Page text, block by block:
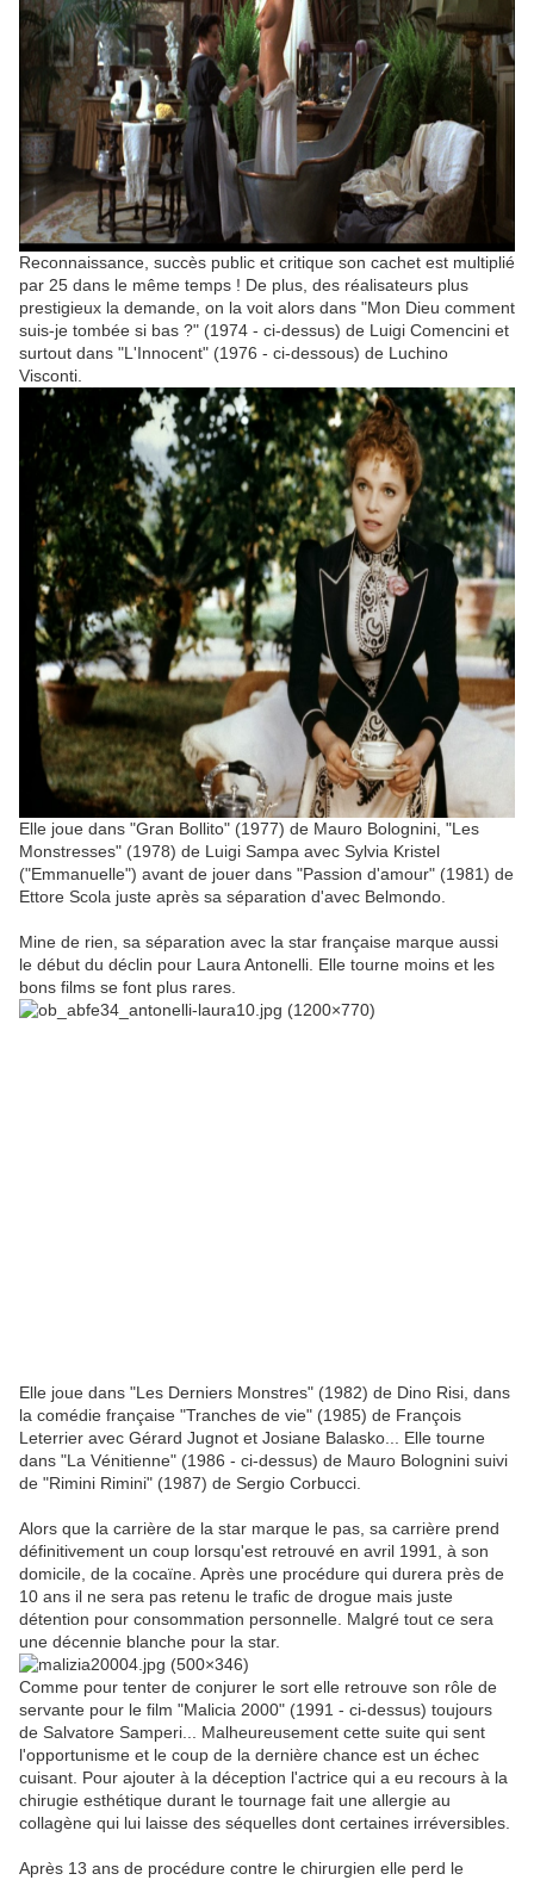
Reconnaissance, succès public et critique son cachet est multiplié
par 25 dans le même temps ! De plus, des réalisateurs plus
prestigieux la demande, on la voit alors dans "Mon Dieu comment
suis-je tombée si bas ?" (1974 - ci-dessus) de Luigi Comencini et
surtout dans "L'Innocent" (1976 - ci-dessous) de Luchino
Visconti.
Elle joue dans "Gran Bollito" (1977) de Mauro Bolognini, "Les
Monstresses" (1978) de Luigi Sampa avec Sylvia Kristel
("Emmanuelle") avant de jouer dans "Passion d'amour" (1981) de
Ettore Scola juste après sa séparation d'avec Belmondo.
Mine de rien, sa séparation avec la star française marque aussi
le début du déclin pour Laura Antonelli. Elle tourne moins et les
bons films se font plus rares.
Elle joue dans "Les Derniers Monstres" (1982) de Dino Risi, dans
la comédie française "Tranches de vie" (1985) de François
Leterrier avec Gérard Jugnot et Josiane Balasko... Elle tourne
dans "La Vénitienne" (1986 - ci-dessus) de Mauro Bolognini suivi
de "Rimini Rimini" (1987) de Sergio Corbucci.
Alors que la carrière de la star marque le pas, sa carrière prend
définitivement un coup lorsqu'est retrouvé en avril 1991, à son
domicile, de la cocaïne. Après une procédure qui durera près de
10 ans il ne sera pas retenu le trafic de drogue mais juste
détention pour consommation personnelle. Malgré tout ce sera
une décennie blanche pour la star.
Comme pour tenter de conjurer le sort elle retrouve son rôle de
servante pour le film "Malicia 2000" (1991 - ci-dessus) toujours
de Salvatore Samperi... Malheureusement cette suite qui sent
l'opportunisme et le coup de la dernière chance est un échec
cuisant. Pour ajouter à la déception l'actrice qui a eu recours à la
chirugie esthétique durant le tournage fait une allergie au
collagène qui lui laisse des séquelles dont certaines irréversibles.
Après 13 ans de procédure contre le chirurgien elle perd le